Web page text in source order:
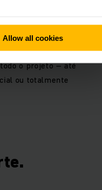
Allow all cookies
levado a cabo de
e as reuniões
ótimo
o projeto – até
ou totalmente